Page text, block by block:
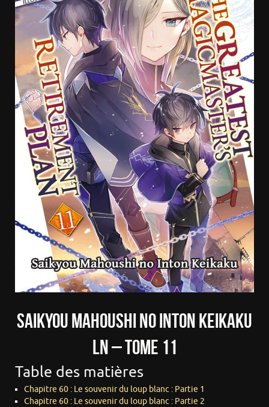
Saikyou Mahoushi no Inton Keikaku
LN – Tome 11
Table des matières
Chapitre 60 : Le souvenir du loup blanc : Partie 1
Chapitre 60 : Le souvenir du loup blanc : Partie 2